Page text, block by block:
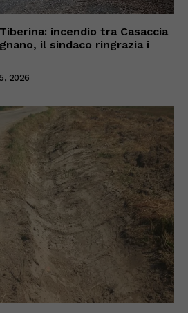
incendio tra Casaccia
il sindaco ringrazia i
2026